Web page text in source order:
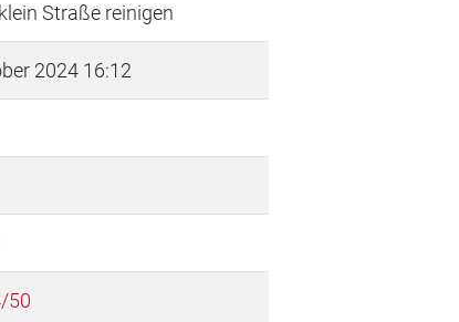
Straße reinigen
2024 16:12
50